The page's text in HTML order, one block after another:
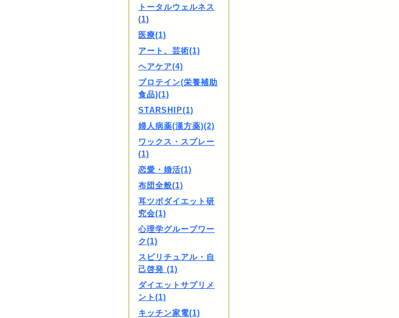
トータルウェルネス
(1)
医療(1)
アート、芸術(1)
ヘアケア(4)
プロテイン(栄養補助
食品)(1)
STARSHIP(1)
婦人病薬(漢方薬)(2)
ワックス・スプレー
(1)
恋愛・婚活(1)
布団全般(1)
耳ツボダイエット研
究会(1)
心理学グループワー
ク(1)
スピリチュアル・自
己啓発 (1)
ダイエットサプリメ
ント(1)
キッチン家電(1)